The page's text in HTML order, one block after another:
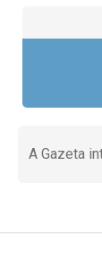
A Gazeta